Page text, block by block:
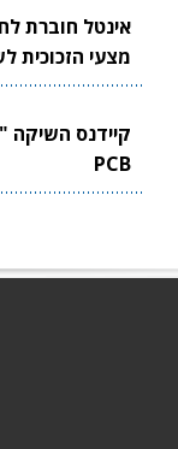
אינטל חוברת
מצעי הזכוכית
קיידנס השיקה
PCB